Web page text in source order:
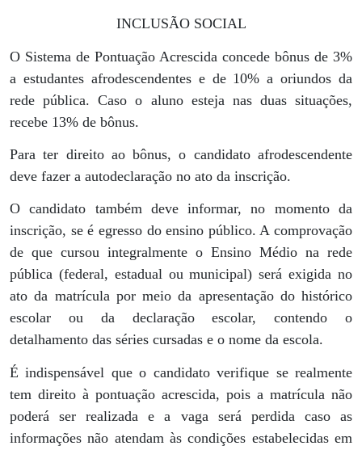
INCLUSÃO SOCIAL
O Sistema de Pontuação Acrescida concede bônus de 3%
a estudantes afrodescendentes e de 10% a oriundos da
rede pública. Caso o aluno esteja nas duas situações,
recebe 13% de bônus.
Para ter direito ao bônus, o candidato afrodescendente
deve fazer a autodeclaração no ato da inscrição.
O candidato também deve informar, no momento da
inscrição, se é egresso do ensino público. A comprovação
de que cursou integralmente o Ensino Médio na rede
pública (federal, estadual ou municipal) será exigida no
ato da matrícula por meio da apresentação do histórico
escolar ou da declaração escolar, contendo o
detalhamento das séries cursadas e o nome da escola.
É indispensável que o candidato verifique se realmente
tem direito à pontuação acrescida, pois a matrícula não
poderá ser realizada e a vaga será perdida caso as
informações não atendam às condições estabelecidas em